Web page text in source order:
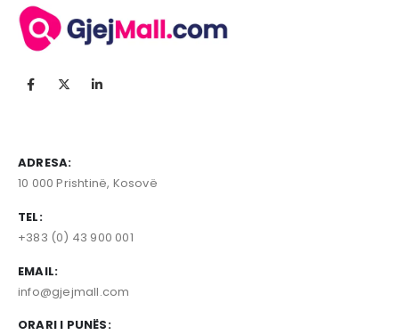
ADRESA:
10 000 Prishtinë, Kosovë
TEL:
+383 (0) 43 900 001
EMAIL:
info@gjejmall.com
ORARI I PUNËS: